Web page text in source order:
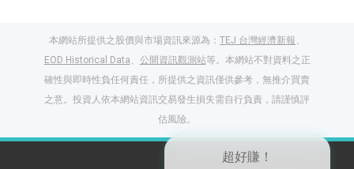
本網站所提供之股價與市場資訊來源為： TEJ 台灣經濟新報、
EOD Historical Data、 公開資訊觀測站等。本網站不對資料之正
確性與即時性負任何責任，所提供之資訊僅供參考，無推介買賣
之意。投資人依本網站資訊交易發生損失需自行負責，請謹慎評
估風險。
登入股感會員，閱讀
任一文章